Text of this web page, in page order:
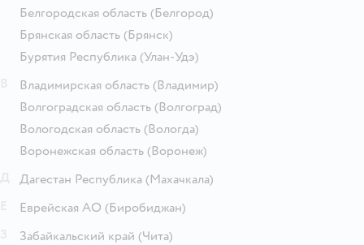
Белгородская область (Белгород)
Брянская область (Брянск)
Бурятия Республика (Улан-Удэ)
Владимирская область (Владимир)
Волгоградская область (Волгоград)
Вологодская область (Вологда)
Воронежская область (Воронеж)
Дагестан Республика (Махачкала)
Еврейская АО (Биробиджан)
Забайкальский край (Чита)